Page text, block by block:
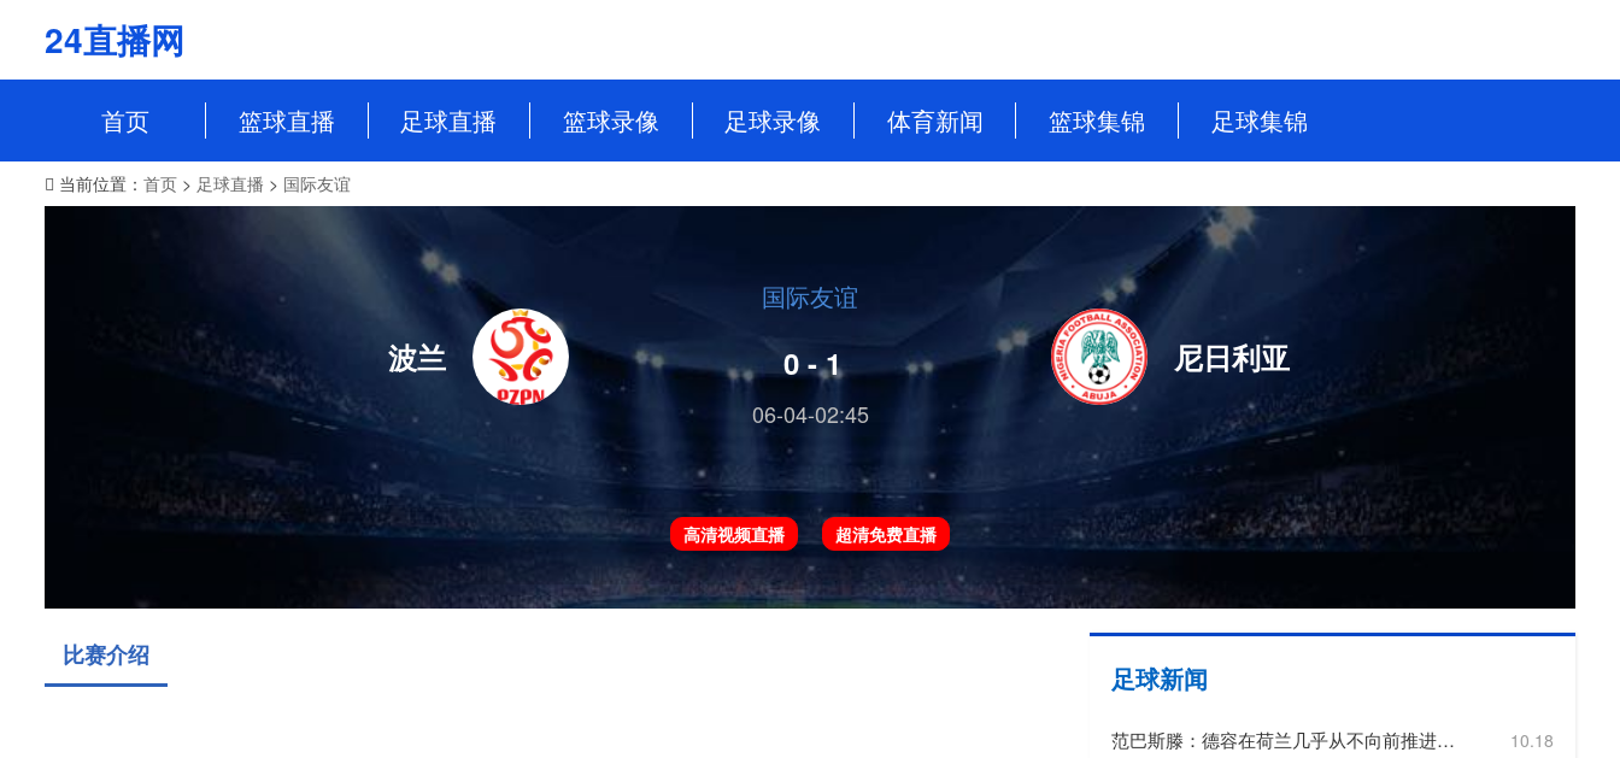
24直播网
首页 篮球直播
NBA
NBL
足球直播
意甲
西甲
篮球录像
WCBA
NBL
足球录像
西甲
德甲
中超
欧洲杯
欧冠
欧协联
体育新闻 篮球集锦
WNBA
NBL
WCBA
足球集锦
德甲
西甲
世界杯
欧冠
欧协联
中超
当前位置： 首页 > 足球直播 > 国际友谊
波兰
国际友谊
0 - 1
06-04-02:45
尼日利亚
高清视频直播 超清免费直播
比赛介绍
足球新闻
范巴斯滕：德容在荷兰几乎从不向前推进或转移球，这令人失望 10.18